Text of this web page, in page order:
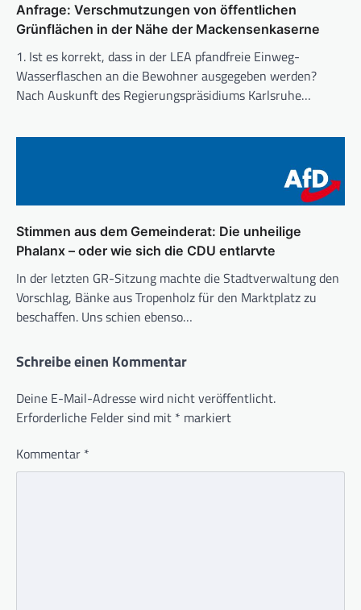
Anfrage: Verschmutzungen von öffentlichen
Grünflächen in der Nähe der Mackensenkaserne
1. Ist es korrekt, dass in der LEA pfandfreie Einweg-
Wasserflaschen an die Bewohner ausgegeben werden?
Nach Auskunft des Regierungspräsidiums Karlsruhe…
Stimmen aus dem Gemeinderat: Die unheilige
Phalanx – oder wie sich die CDU entlarvte
In der letzten GR-Sitzung machte die Stadtverwaltung den
Vorschlag, Bänke aus Tropenholz für den Marktplatz zu
beschaffen. Uns schien ebenso…
Schreibe einen Kommentar
Deine E-Mail-Adresse wird nicht veröffentlicht.
Erforderliche Felder sind mit * markiert
Kommentar *